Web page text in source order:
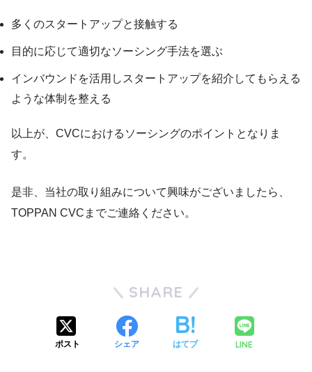
多くのスタートアップと接触する
目的に応じて適切なソーシング手法を選ぶ
インバウンドを活用しスタートアップを紹介してもらえる
ような体制を整える
以上が、CVCにおけるソーシングのポイントとなりま
す。
是非、当社の取り組みについて興味がございましたら、
TOPPAN CVCまでご連絡ください。
SHARE
ポスト シェア はてブ LINE